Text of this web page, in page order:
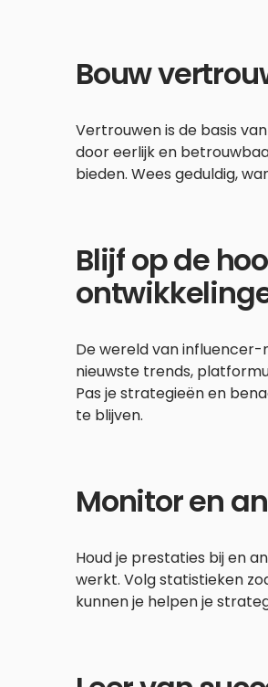
Bouw
Vertrouwen is de basis
door eerlijk en
bieden. Wees geduldig,
Blijf op de
De wereld van
nieuwste trends,
Pas je strategieën en
te blijven.
Monitor en
Houd je prestaties bij en
werkt. Volg statistieken
kunnen je helpen je